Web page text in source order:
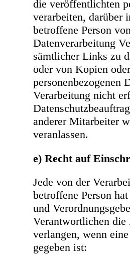
die veröffentlichten
verarbeiten, darüber
betroffene Person
Datenverarbeitung
sämtlicher Links zu
oder von Kopien
personenbezogenen
Verarbeitung nicht
anderer Mitarbeiter
veranlassen.
e) Recht auf
Jede von der
betroffene Person
und
Verantwortlichen die
verlangen, wenn
gegeben ist: